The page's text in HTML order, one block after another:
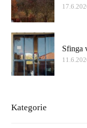
Sfinga
Kategorie